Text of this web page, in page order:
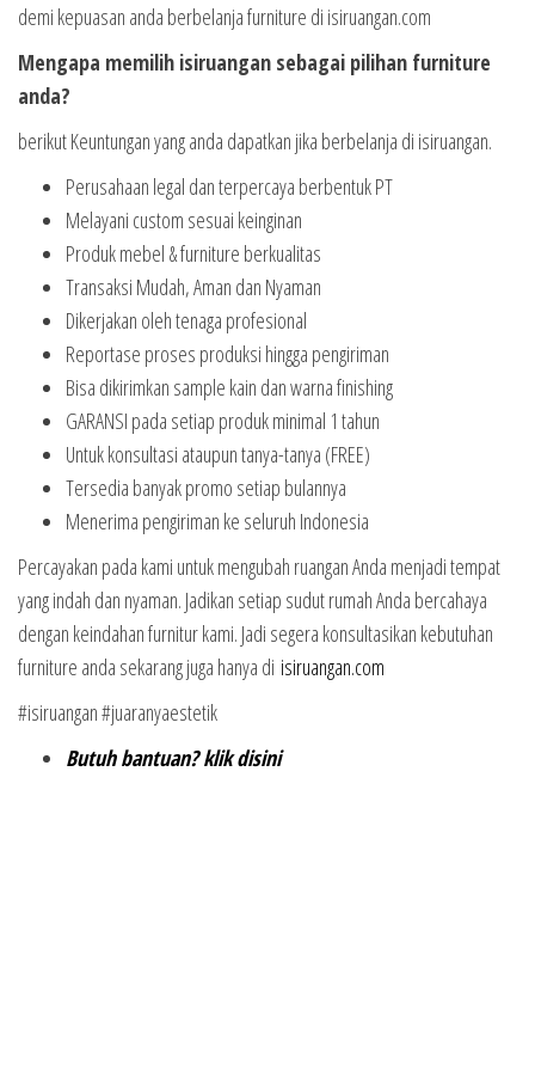
demi kepuasan anda berbelanja furniture di isiruangan.com
Mengapa memilih isiruangan sebagai pilihan furniture
anda?
berikut Keuntungan yang anda dapatkan jika berbelanja di isiruangan.
Perusahaan legal dan terpercaya berbentuk PT
Melayani custom sesuai keinginan
Produk mebel & furniture berkualitas
Transaksi Mudah, Aman dan Nyaman
Dikerjakan oleh tenaga profesional
Reportase proses produksi hingga pengiriman
Bisa dikirimkan sample kain dan warna finishing
GARANSI pada setiap produk minimal 1 tahun
Untuk konsultasi ataupun tanya-tanya (FREE)
Tersedia banyak promo setiap bulannya
Menerima pengiriman ke seluruh Indonesia
Percayakan pada kami untuk mengubah ruangan Anda menjadi tempat
yang indah dan nyaman. Jadikan setiap sudut rumah Anda bercahaya
dengan keindahan furnitur kami. Jadi segera konsultasikan kebutuhan
furniture anda sekarang juga hanya di isiruangan.com
#isiruangan #juaranyaestetik
Butuh bantuan? klik disini